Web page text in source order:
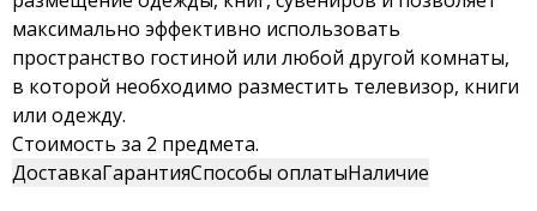
максимально эффективно использовать
пространство гостиной или любой другой комнаты,
в которой необходимо разместить телевизор, книги
или одежду.
Стоимость за 2 предмета.
ДоставкаГарантияСпособы оплатыНаличие